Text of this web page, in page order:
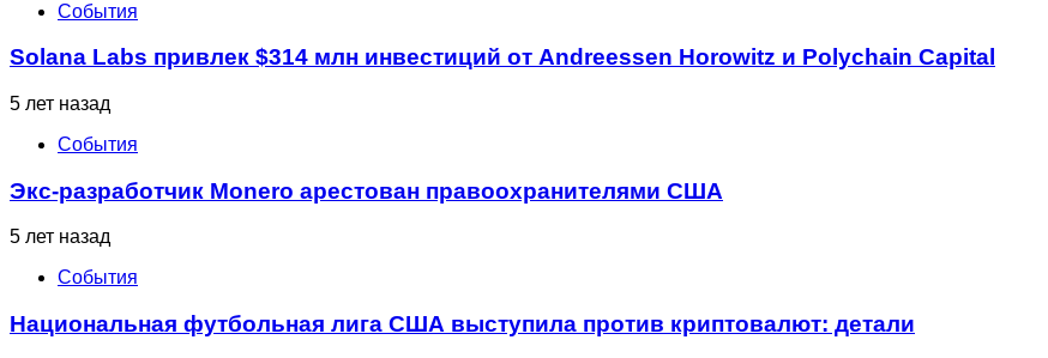
События
Solana Labs привлек $314 млн инвестиций от Andreessen Horowitz и Polychain Capital
5 лет назад
События
Экс-разработчик Monero арестован правоохранителями США
5 лет назад
События
Национальная футбольная лига США выступила против криптовалют: детали